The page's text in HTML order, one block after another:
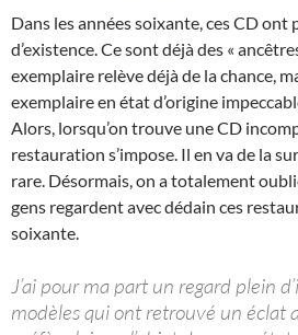
Dans les années soixante, ces CD ont
d’existence. Ce sont déjà des «
exemplaire relève déjà de la chance,
exemplaire en état d’origine
Alors, lorsqu’on trouve une CD
restauration s’impose. Il en va de la
rare. Désormais, on a totalement
gens regardent avec dédain ces
soixante.
J’ai pour ma part un regard plein
modèles qui ont retrouvé un éclat